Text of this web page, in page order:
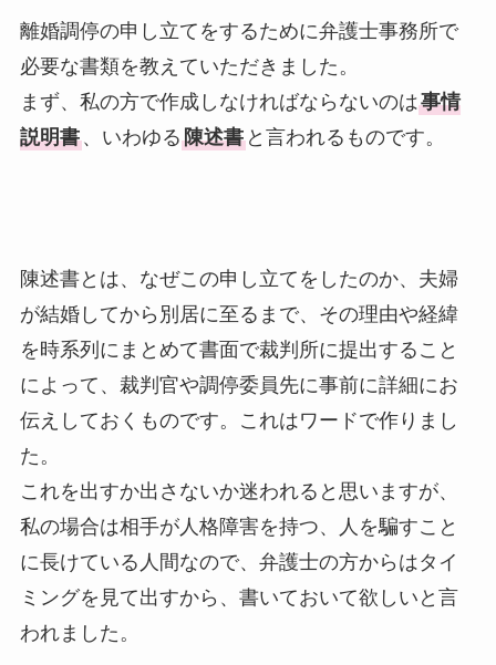
離婚調停の申し立てをするために弁護士事務所で
必要な書類を教えていただきました。
まず、私の方で作成しなければならないのは事情
説明書、いわゆる陳述書と言われるものです。
陳述書とは、なぜこの申し立てをしたのか、夫婦
が結婚してから別居に至るまで、その理由や経緯
を時系列にまとめて書面で裁判所に提出すること
によって、裁判官や調停委員先に事前に詳細にお
伝えしておくものです。これはワードで作りまし
た。
これを出すか出さないか迷われると思いますが、
私の場合は相手が人格障害を持つ、人を騙すこと
に長けている人間なので、弁護士の方からはタイ
ミングを見て出すから、書いておいて欲しいと言
われました。